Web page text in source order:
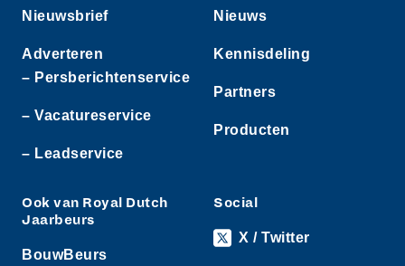
Nieuwsbrief
Adverteren
– Persberichtenservice
– Vacatureservice
– Leadservice
Nieuws
Kennisdeling
Partners
Producten
Ook van Royal Dutch
Jaarbeurs
BouwBeurs
Social
X / Twitter